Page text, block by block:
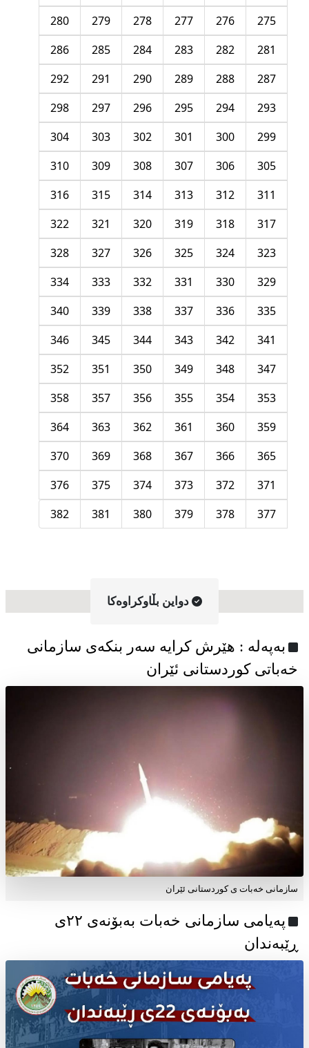
275
276
277
278
279
280
281
282
283
284
285
286
287
288
289
290
291
292
293
294
295
296
297
298
299
300
301
302
303
304
305
306
307
308
309
310
311
312
313
314
315
316
317
318
319
320
321
322
323
324
325
326
327
328
329
330
331
332
333
334
335
336
337
338
339
340
341
342
343
344
345
346
347
348
349
350
351
352
353
354
355
356
357
358
359
360
361
362
363
364
365
366
367
368
369
370
371
372
373
374
375
376
377
378
379
380
381
382
دواین بڵاوکراوه‌کا
به‌په‌له‌ : هێرش کرایە سەر بنکەی سازمانی
خەباتی کوردستانی ئێران
سازمانی خەبات ی کوردستانی ئێران
پەیامی سازمانی خەبات بەبۆنەی ۲۲ی
ڕێبەندان